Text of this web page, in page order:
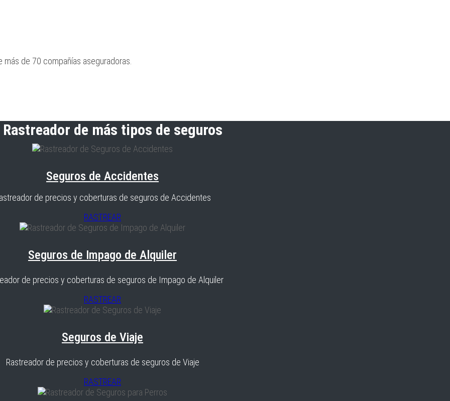
de 70 compañías aseguradoras.
Rastreador de más tipos de seguros
Seguros de Accidentes
de precios y coberturas de seguros de Accidentes
RASTREAR
Seguros de Impago de Alquiler
de precios y coberturas de seguros de Impago de Alquiler
RASTREAR
Seguros de Viaje
Rastreador de precios y coberturas de seguros de Viaje
RASTREAR